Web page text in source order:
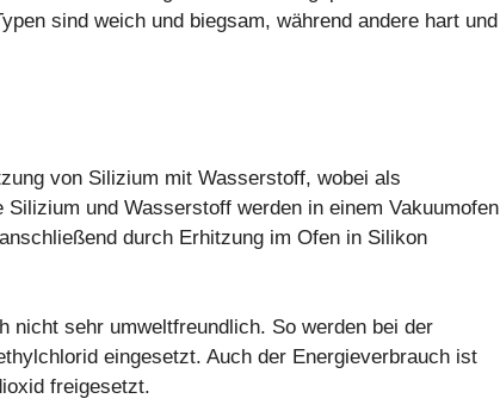
sind weich und biegsam, während andere hart und
von Silizium mit Wasserstoff, wobei als
und Wasserstoff werden in einem Vakuumofen
durch Erhitzung im Ofen in Silikon
nicht sehr umweltfreundlich. So werden bei der
eingesetzt. Auch der Energieverbrauch ist
freigesetzt.